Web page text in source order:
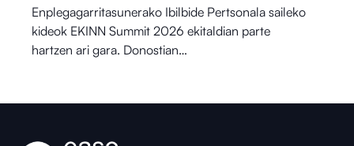
Enplegagarritasunerako Ibilbide Pertsonala saileko
kideok EKINN Summit 2026 ekitaldian parte
hartzen ari gara. Donostian…